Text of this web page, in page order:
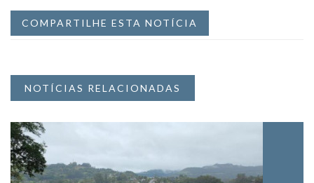
COMPARTILHE ESTA NOTÍCIA
NOTÍCIAS RELACIONADAS